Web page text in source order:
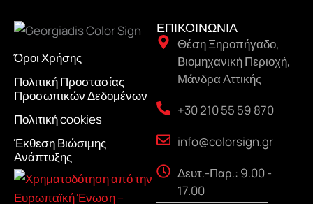
Όροι Χρήσης
Πολιτική Προστασίας
Προσωπικών Δεδομένων
Πολιτική cookies
Έκθεση Βιώσιμης
Ανάπτυξης
ΕΠΙΚΟΙΝΩΝΙΑ
Θέση Ξηροπήγαδο,
Βιομηχανική Περιοχή,
Μάνδρα Αττικής
+30 210 55 59 870
info@colorsign.gr
Δευτ.-Παρ.: 9.00 -
17.00